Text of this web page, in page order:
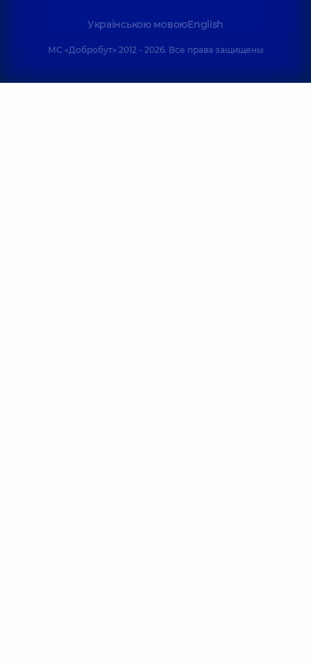
Українською мовоюEnglish
МС «Добробут» 2012 - 2026. Все права защищены